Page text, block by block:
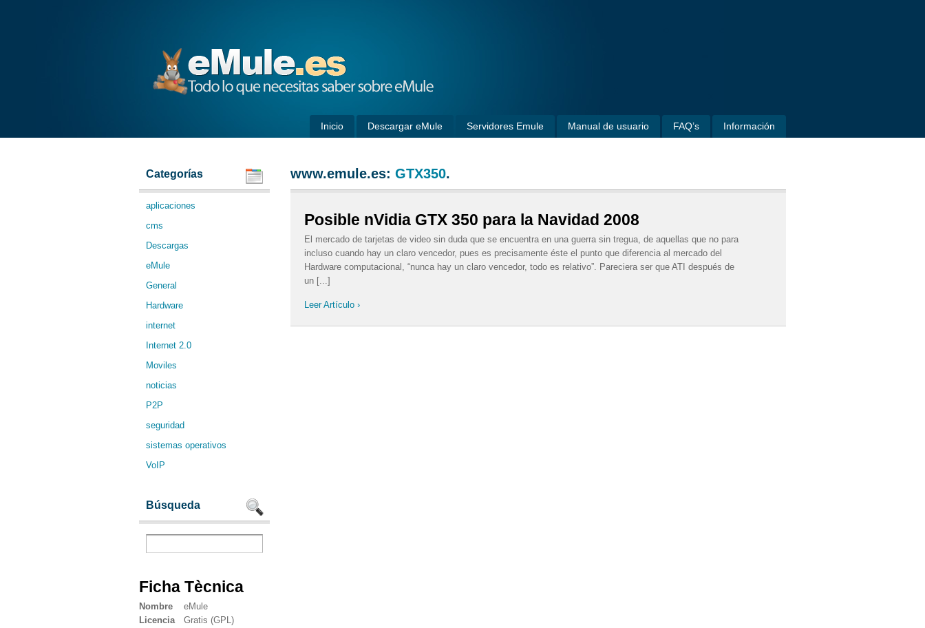
Inicio Descargar eMule Servidores Emule Manual de usuario FAQ’s Información
Categorías
aplicaciones
cms
Descargas
eMule
General
Hardware
internet
Internet 2.0
Moviles
noticias
P2P
seguridad
sistemas operativos
VoIP
Búsqueda
Ficha Tècnica
Nombre
eMule
Licencia
Gratis (GPL)
www.emule.es: GTX350.
Posible nVidia GTX 350 para la Navidad 2008
El mercado de tarjetas de video sin duda que se encuentra en una guerra sin tregua, de aquellas que no para
incluso cuando hay un claro vencedor, pues es precisamente éste el punto que diferencia al mercado del
Hardware computacional, “nunca hay un claro vencedor, todo es relativo”. Pareciera ser que ATI después de
un [...]
Leer Artículo ›